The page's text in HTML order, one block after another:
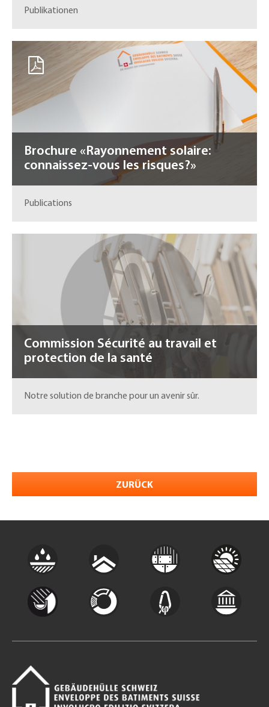
Publikationen
Brochure «Rayonnement solaire:
connaissez-vous les risques?»
Publications
Commission Sécurité au travail et
protection de la santé
Notre solution de branche pour un avenir sûr.
ZURÜCK